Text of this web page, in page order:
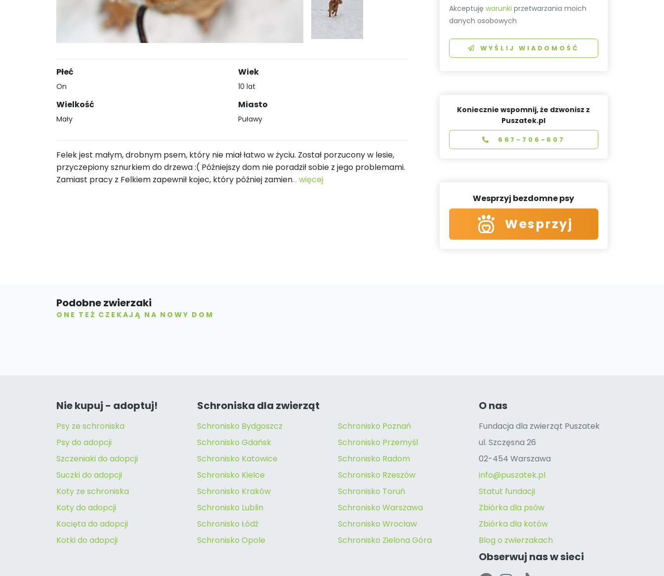
Płeć
On
Wielkość
Mały
Wiek
10 lat
Miasto
Puławy
Felek jest małym, drobnym psem, który nie miał łatwo w życiu. Został porzucony w lesie,
przyczepiony sznurkiem do drzewa :( Późniejszy dom nie poradził sobie z jego problemami.
Zamiast pracy z Felkiem zapewnił kojec, który później zamien... więcej
Akceptujęwarunki przetwarzania moich
danych osobowych
WYŚLIJ WIADOMOŚĆ
Koniecznie wspomnij, że dzwonisz z
Puszatek.pl
667-706-607
Wesprzyj bezdomne psy
Wesprzyj
Podobne zwierzaki
ONE TEŻ CZEKAJĄ NA NOWY DOM
Nie kupuj - adoptuj!
Psy ze schroniska
Psy do adopcji
Szczeniaki do adopcji
Suczki do adopcji
Koty ze schroniska
Koty do adopcji
Kocięta do adopcji
Kotki do adopcji
Schroniska dla zwierząt
Schronisko Bydgoszcz
Schronisko Gdańsk
Schronisko Katowice
Schronisko Kielce
Schronisko Kraków
Schronisko Lublin
Schronisko Łódź
Schronisko Opole
Schronisko Poznań
Schronisko Przemyśl
Schronisko Radom
Schronisko Rzeszów
Schronisko Toruń
Schronisko Warszawa
Schronisko Wrocław
Schronisko Zielona Góra
O nas
Fundacja dla zwierząt Puszatek
ul. Szczęsna 26
02-454 Warszawa
info@puszatek.pl
Statut fundacji
Zbiórka dla psów
Zbiórka dla kotów
Blog o zwierzakach
Obserwuj nas w sieci